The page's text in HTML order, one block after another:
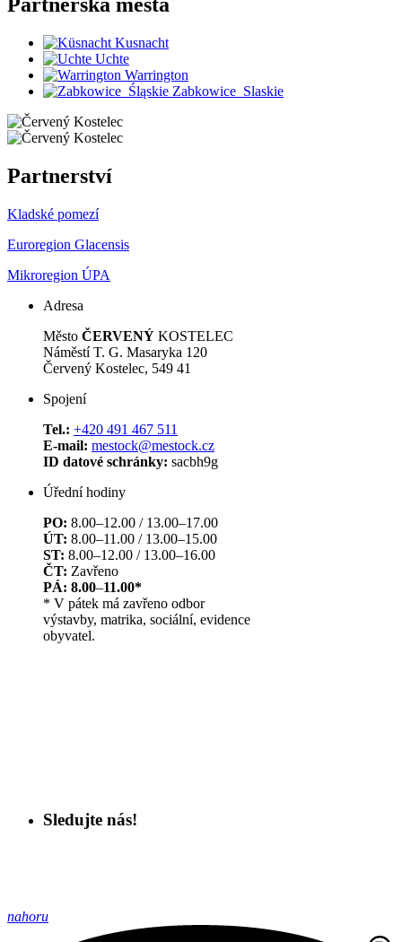
Partnerská města
Kusnacht
Uchte
Warrington
Zabkowice_Slaskie
Partnerství
Kladské pomezí
Euroregion Glacensis
Mikroregion ÚPA
Adresa
Město ČERVENÝ KOSTELEC
Náměstí T. G. Masaryka 120
Červený Kostelec, 549 41
Spojení
Tel.: +420 491 467 511
E-mail: mestock@mestock.cz
ID datové schránky: sacbh9g
Úřední hodiny
PO: 8.00–12.00 / 13.00–17.00
ÚT: 8.00–11.00 / 13.00–15.00
ST: 8.00–12.00 / 13.00–16.00
ČT: Zavřeno
PÁ: 8.00–11.00*
* V pátek má zavřeno odbor
výstavby, matrika, sociální, evidence
obyvatel.
Sledujte nás!
nahoru